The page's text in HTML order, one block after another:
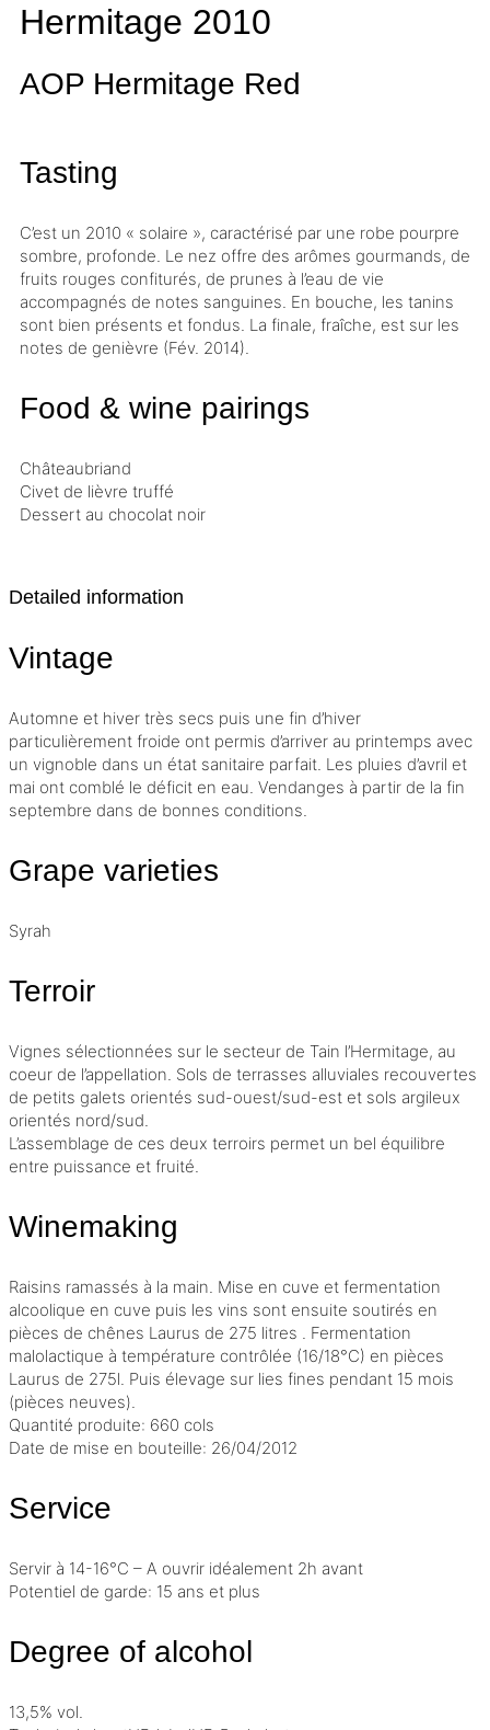
Hermitage 2010
AOP Hermitage Red
Tasting
C’est un 2010 « solaire », caractérisé par une robe pourpre
sombre, profonde. Le nez offre des arômes gourmands, de
fruits rouges confiturés, de prunes à l’eau de vie
accompagnés de notes sanguines. En bouche, les tanins
sont bien présents et fondus. La finale, fraîche, est sur les
notes de genièvre (Fév. 2014).
Food & wine pairings
Châteaubriand
Civet de lièvre truffé
Dessert au chocolat noir
Detailed information
Vintage
Automne et hiver très secs puis une fin d’hiver
particulièrement froide ont permis d’arriver au printemps avec
un vignoble dans un état sanitaire parfait. Les pluies d’avril et
mai ont comblé le déficit en eau. Vendanges à partir de la fin
septembre dans de bonnes conditions.
Grape varieties
Syrah
Terroir
Vignes sélectionnées sur le secteur de Tain l’Hermitage, au
coeur de l’appellation. Sols de terrasses alluviales recouvertes
de petits galets orientés sud-ouest/sud-est et sols argileux
orientés nord/sud.
L’assemblage de ces deux terroirs permet un bel équilibre
entre puissance et fruité.
Winemaking
Raisins ramassés à la main. Mise en cuve et fermentation
alcoolique en cuve puis les vins sont ensuite soutirés en
pièces de chênes Laurus de 275 litres . Fermentation
malolactique à température contrôlée (16/18°C) en pièces
Laurus de 275l. Puis élevage sur lies fines pendant 15 mois
(pièces neuves).
Quantité produite: 660 cols
Date de mise en bouteille: 26/04/2012
Service
Servir à 14-16°C – A ouvrir idéalement 2h avant
Potentiel de garde: 15 ans et plus
Degree of alcohol
13,5% vol.